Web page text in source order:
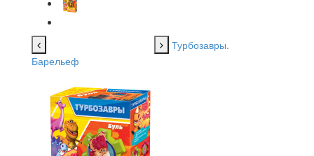
Турбозавры.
Барельеф